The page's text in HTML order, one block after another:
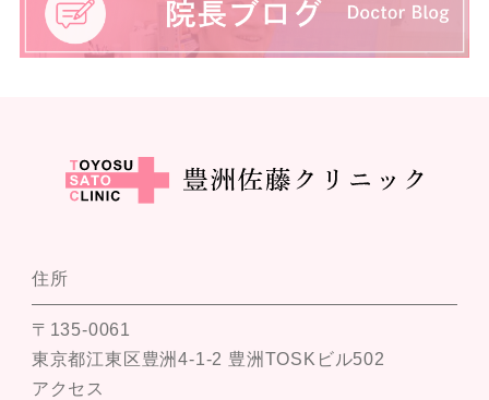
住所
〒135-0061
東京都江東区豊洲4-1-2 豊洲TOSKビル502
アクセス